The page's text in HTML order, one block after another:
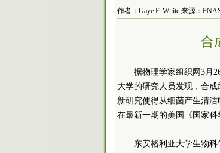
作者：Gaye F. White 来源：
合
据物理学家组织网3月
大学的研究人员发现，合
新研究使得从细菌产生清
在最新一期的美国《国家科
东安格利亚大学生物